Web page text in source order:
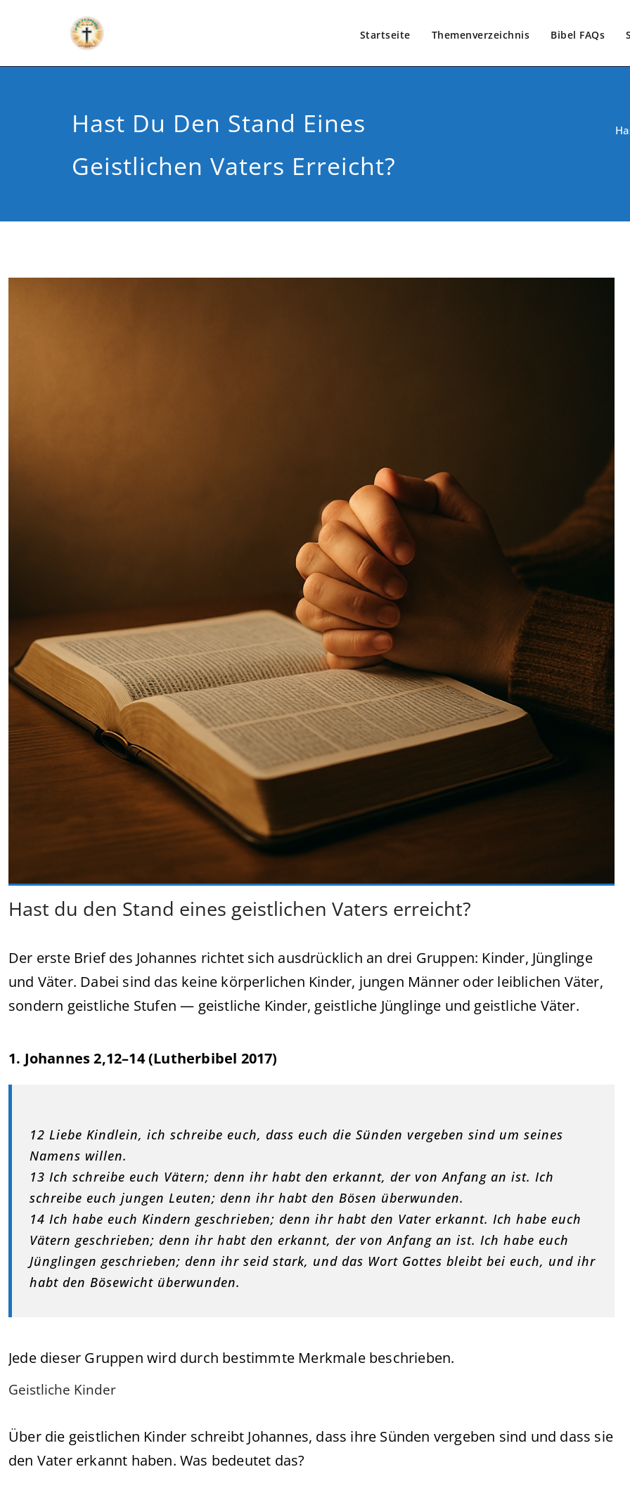
Startseite Themenverzeichnis Bibel FAQs
Hast Du Den Stand Eines
Geistlichen Vaters Erreicht?
Hast du den Stand eines geistlichen Vaters erreicht?
Der erste Brief des Johannes richtet sich ausdrücklich an drei Gruppen: Kinder, Jünglinge
und Väter. Dabei sind das keine körperlichen Kinder, jungen Männer oder leiblichen Väter,
sondern geistliche Stufen — geistliche Kinder, geistliche Jünglinge und geistliche Väter.
1. Johannes 2,12–14 (Lutherbibel 2017)
12 Liebe Kindlein, ich schreibe euch, dass euch die Sünden vergeben sind um seines
Namens willen.
13 Ich schreibe euch Vätern; denn ihr habt den erkannt, der von Anfang an ist. Ich
schreibe euch jungen Leuten; denn ihr habt den Bösen überwunden.
14 Ich habe euch Kindern geschrieben; denn ihr habt den Vater erkannt. Ich habe euch
Vätern geschrieben; denn ihr habt den erkannt, der von Anfang an ist. Ich habe euch
Jünglingen geschrieben; denn ihr seid stark, und das Wort Gottes bleibt bei euch, und ihr
habt den Bösewicht überwunden.
Jede dieser Gruppen wird durch bestimmte Merkmale beschrieben.
Geistliche Kinder
Über die geistlichen Kinder schreibt Johannes, dass ihre Sünden vergeben sind und dass sie
den Vater erkannt haben. Was bedeutet das?